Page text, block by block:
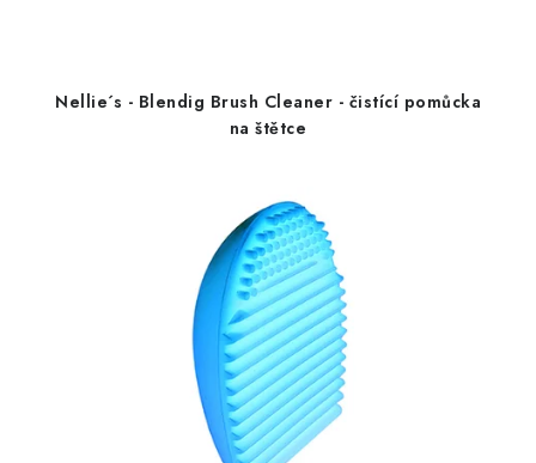
Nellie´s - Blendig Brush Cleaner - čistící pomůcka
na štětce